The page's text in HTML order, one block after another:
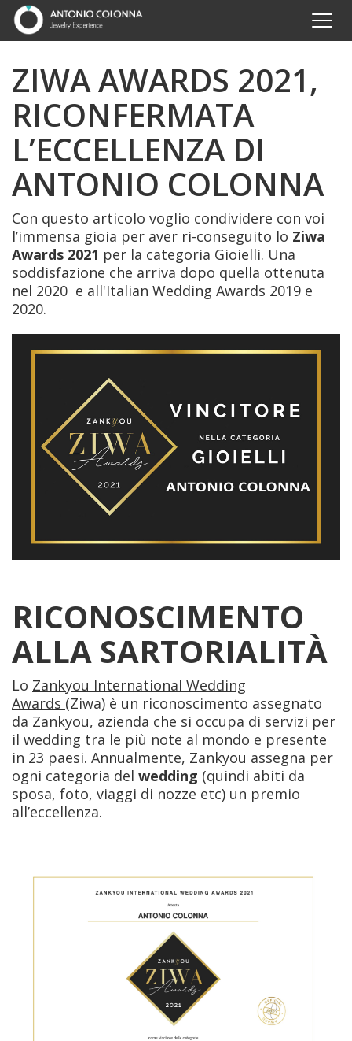
ZIWA AWARDS 2021,
RICONFERMATA
L’ECCELLENZA DI
ANTONIO COLONNA
Con questo articolo voglio condividere con voi
l’immensa gioia per aver ri-conseguito lo Ziwa
Awards 2021 per la categoria Gioielli. Una
soddisfazione che arriva dopo quella ottenuta
nel 2020 e all'Italian Wedding Awards 2019 e
2020.
RICONOSCIMENTO
ALLA SARTORIALITÀ
Lo Zankyou International Wedding
Awards (Ziwa) è un riconoscimento assegnato
da Zankyou, azienda che si occupa di servizi per
il wedding tra le più note al mondo e presente
in 23 paesi. Annualmente, Zankyou assegna per
ogni categoria del wedding (quindi abiti da
sposa, foto, viaggi di nozze etc) un premio
all’eccellenza.